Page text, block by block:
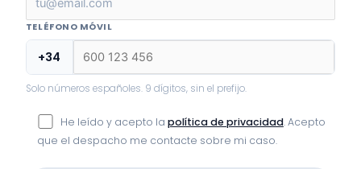
TELÉFONO MÓVIL
+34
Solo números españoles. 9 dígitos, sin el prefijo.
He leído y acepto la política de privacidad. Acepto
que el despacho me contacte sobre mi caso.